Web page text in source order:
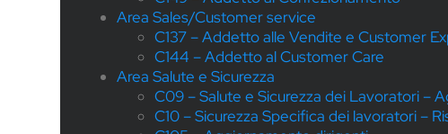
Area Sales/Customer service
C137 – Addetto alle Vendite e Customer
C144 – Addetto al Customer Care
Area Salute e Sicurezza
C09 – Salute e Sicurezza dei Lavoratori –
C10 – Sicurezza Specifica dei lavoratori –